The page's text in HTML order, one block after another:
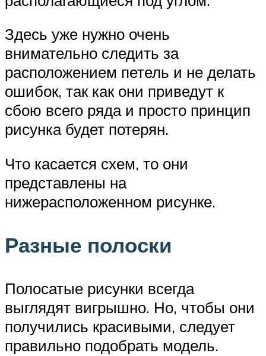
Здесь уже нужно очень
внимательно следить за
расположением петель и не делать
ошибок, так как они приведут к
сбою всего ряда и просто принцип
рисунка будет потерян.
Что касается схем, то они
представлены на
нижерасположенном рисунке.
Разные полоски
Полосатые рисунки всегда
выглядят вигрышно. Но, чтобы они
получились красивыми, следует
правильно подобрать модель.